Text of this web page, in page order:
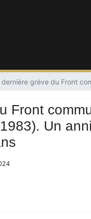
dernière grève du Front
Front
Un